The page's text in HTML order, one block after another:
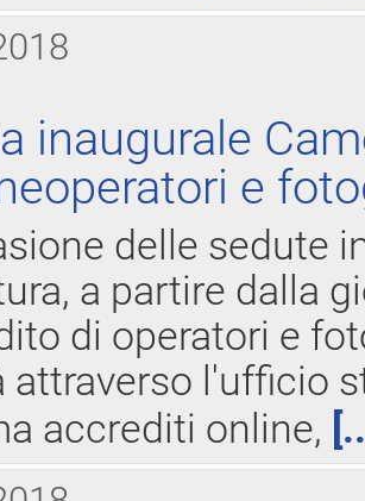
inaugurale
e
delle sedute
a partire dalla
di operatori e
attraverso l'ufficio
accrediti online,